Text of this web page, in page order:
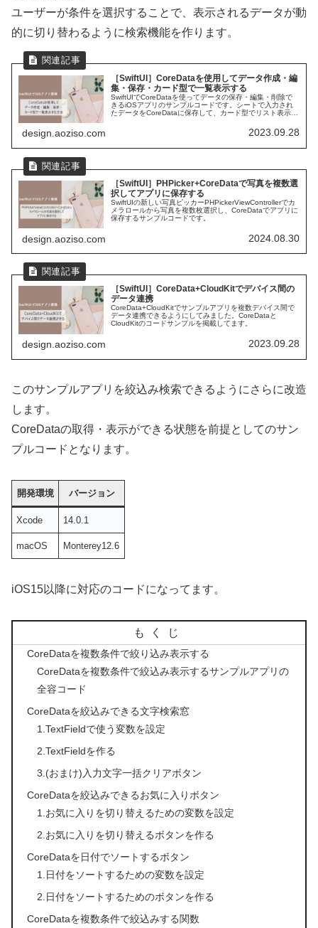
ユーザーが条件を選択することで、表示されるデータが動
的に切り替わるように検索機能を作ります。
［SwiftUI］CoreDataを使用してデータ作成・編
集・保存・カード型で一覧表示する
SwiftUIでCoreDataを使ってデータの保存・編集・削除で
きるiOSアプリのサンプルコードです。シートで入力され
たデータをCoreDataに保存して、カード型でリスト表示し
design.aoziso.com 2023.09.28
［SwiftUI］PHPicker+CoreDataで写真を複数選
択してアプリに保存する
SwiftUIの新しい写真ピッカーPHPickerViewControllerでカ
メラロールから写真を複数枚選択し、CoreDataでアプリに
保存するサンプルコードです。
design.aoziso.com 2024.08.30
［SwiftUI］CoreData+CloudKitでデバイス間の
データ連携
CoreData+CloudKitでサンプルアプリを複数デバイス間で
データ連携できるようにしてみました。CoreDataと
CloudKitのコードサンプルを掲載してます。
design.aoziso.com 2023.09.28
このサンプルアプリを絞込み検索できるようにさらに改造
します。
CoreDataの取得・表示ができる状態を前提としてのサン
プルコードとなります。
開発環境 バージョン
Xcode 14.0.1
macOS Monterey12.6
iOS15以降に対応のコードになってます。
もくじ
CoreDataを複数条件で絞り込み表示する
CoreDataを複数条件で絞込み表示するサンプルアプリの
全容コード
CoreDataを絞込みできる文字検索窓
1.TextFieldで使う変数を設定
2.TextFieldを作る
3.(おまけ)入力文字一括クリアボタン
CoreDataを絞込みできるお気に入りボタン
1.お気に入りを切り替えるための変数を設定
2.お気に入りを切り替えるボタンを作る
CoreDataを日付でソートするボタン
1.日付をソートするための変数を設定
2.日付をソートするためのボタンを作る
CoreDataを複数条件で絞込みする関数